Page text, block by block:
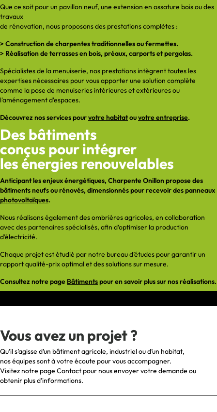
Que ce soit pour un pavillon neuf, une extension en ossature bois ou des
travaux
de rénovation, nous proposons des prestations complètes :
> Construction de charpentes traditionnelles ou fermettes.
> Réalisation de terrasses en bois, préaux, carports et pergolas.
Spécialistes de la menuiserie, nos prestations intègrent toutes les
expertises nécessaires pour vous apporter une solution complète
comme la pose de menuiseries intérieures et extérieures ou
l'aménagement d'espaces.
Découvrez nos services pourvotre habitatouvotre entreprise.
Des bâtiments
conçus pour intégrer
les énergies renouvelables
Anticipant les enjeux énergétiques, Charpente Onillon propose des
bâtiments neufs ou rénovés, dimensionnés pour recevoir des panneaux
photovoltaïques.
Nous réalisons également des ombrières agricoles, en collaboration
avec des partenaires spécialisés, afin d’optimiser la production
d’électricité.
Chaque projet est étudié par notre bureau d’études pour garantir un
rapport qualité-prix optimal et des solutions sur mesure.
Consultez notre page Bâtimentspour en savoir plus sur nos réalisations.
Vous avez un projet ?
Qu’il s’agisse d’un bâtiment agricole, industriel ou d’un habitat,
nos équipes sont à votre écoute pour vous accompagner.
Visitez notre page Contact pour nous envoyer votre demande ou
obtenir plus d’informations.